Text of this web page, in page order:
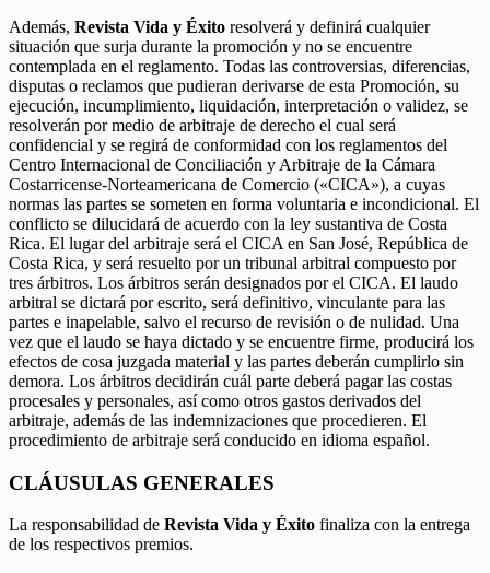
Además, Revista Vida y Éxito resolverá y definirá cualquier
situación que surja durante la promoción y no se encuentre
contemplada en el reglamento. Todas las controversias, diferencias,
disputas o reclamos que pudieran derivarse de esta Promoción, su
ejecución, incumplimiento, liquidación, interpretación o validez, se
resolverán por medio de arbitraje de derecho el cual será
confidencial y se regirá de conformidad con los reglamentos del
Centro Internacional de Conciliación y Arbitraje de la Cámara
Costarricense-Norteamericana de Comercio («CICA»), a cuyas
normas las partes se someten en forma voluntaria e incondicional. El
conflicto se dilucidará de acuerdo con la ley sustantiva de Costa
Rica. El lugar del arbitraje será el CICA en San José, República de
Costa Rica, y será resuelto por un tribunal arbitral compuesto por
tres árbitros. Los árbitros serán designados por el CICA. El laudo
arbitral se dictará por escrito, será definitivo, vinculante para las
partes e inapelable, salvo el recurso de revisión o de nulidad. Una
vez que el laudo se haya dictado y se encuentre firme, producirá los
efectos de cosa juzgada material y las partes deberán cumplirlo sin
demora. Los árbitros decidirán cuál parte deberá pagar las costas
procesales y personales, así como otros gastos derivados del
arbitraje, además de las indemnizaciones que procedieren. El
procedimiento de arbitraje será conducido en idioma español.
CLÁUSULAS GENERALES
La responsabilidad de Revista Vida y Éxito finaliza con la entrega
de los respectivos premios.